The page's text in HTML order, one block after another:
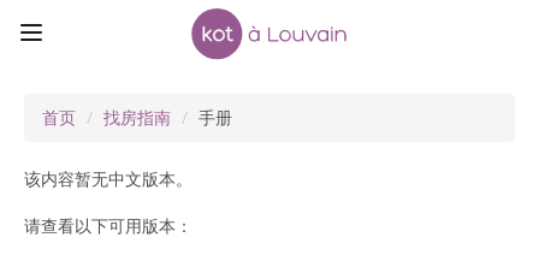
首页 / 找房指南 / 手册
该内容暂无中文版本。
请查看以下可用版本：